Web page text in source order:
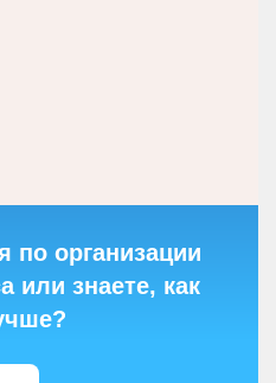
по организации
или знаете, как